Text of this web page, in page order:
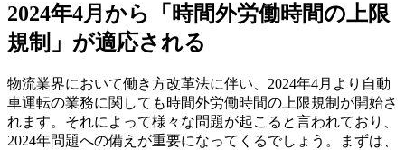
2024年4月から「時間外労働時間の上限
規制」が適応される
物流業界において働き方改革法に伴い、2024年4月より自動
車運転の業務に関しても時間外労働時間の上限規制が開始さ
れます。それによって様々な問題が起こると言われており、
2024年問題への備えが重要になってくるでしょう。まずは、